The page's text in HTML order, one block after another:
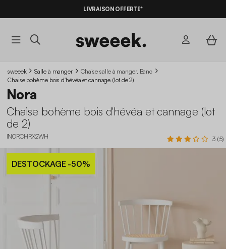
LIVRAISON OFFERTE*
sweeek Salle à manger
Chaise salle à manger, Banc
Chaise bohème bois d'hévéa et cannage (lot de 2)
Nora
Chaise bohème bois d'hévéa et cannage (lot
de 2)
INORCHRX2WH 3 (5)
DESTOCKAGE-50%